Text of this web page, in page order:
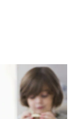
CUPONES